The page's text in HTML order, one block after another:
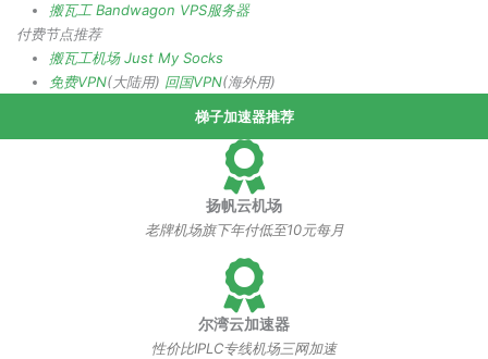
搬瓦工 Bandwagon VPS服务器
付费节点推荐
搬瓦工机场 Just My Socks
免费VPN(大陆用) 回国VPN(海外用)
梯子加速器推荐
扬帆云机场
老牌机场旗下年付低至10元每月
尔湾云加速器
性价比IPLC专线机场三网加速